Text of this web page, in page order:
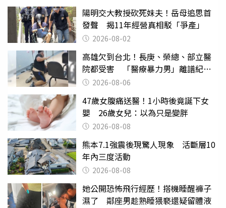
陽明交大教授砍死妹夫！岳母追思首
發聲 揭11年經營真相駁「爭產」
2026-08-02
高雄欠到台北！長庚、榮總、部立醫
院都受害 「醫療暴力男」離譜紀錄
曝光2026-08-06
47歲女腹痛送醫！1小時後竟誕下女
嬰 26歲女兒：以為只是變胖
2026-08-08
熊本7.1強震後現驚人現象 活斷層10
年內三度活動
2026-08-08
她公開恐怖飛行經歷！搭機睡醒褲子
濕了 鄰座男趁熟睡猥褻還疑留體液